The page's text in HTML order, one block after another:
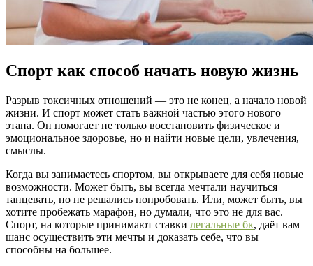
Спорт как способ начать новую жизнь
Разрыв токсичных отношений — это не конец, а начало новой
жизни. И спорт может стать важной частью этого нового
этапа. Он помогает не только восстановить физическое и
эмоциональное здоровье, но и найти новые цели, увлечения,
смыслы.
Когда вы занимаетесь спортом, вы открываете для себя новые
возможности. Может быть, вы всегда мечтали научиться
танцевать, но не решались попробовать. Или, может быть, вы
хотите пробежать марафон, но думали, что это не для вас.
Спорт, на которые принимают ставки легальные бк, даёт вам
шанс осуществить эти мечты и доказать себе, что вы
способны на большее.